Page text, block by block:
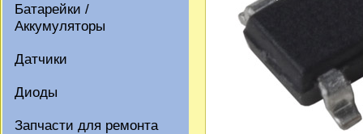
Батарейки /
Аккумуляторы
Датчики
Диоды
Запчасти для ремонта